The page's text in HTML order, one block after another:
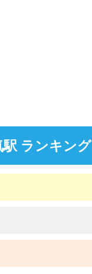
駅 ランキング